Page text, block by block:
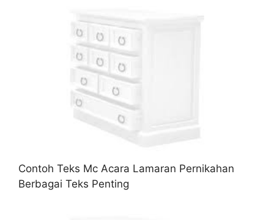
Contoh Teks Mc Acara Lamaran Pernikahan
Berbagai Teks Penting